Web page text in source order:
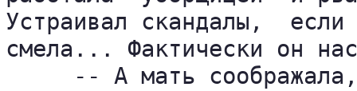
Устраивал скандалы,
смела... Фактически он
-- А мать